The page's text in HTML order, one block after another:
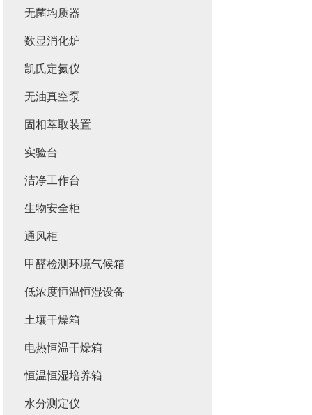
无菌均质器
数显消化炉
凯氏定氮仪
无油真空泵
固相萃取装置
实验台
洁净工作台
生物安全柜
通风柜
甲醛检测环境气候箱
低浓度恒温恒湿设备
土壤干燥箱
电热恒温干燥箱
恒温恒湿培养箱
水分测定仪